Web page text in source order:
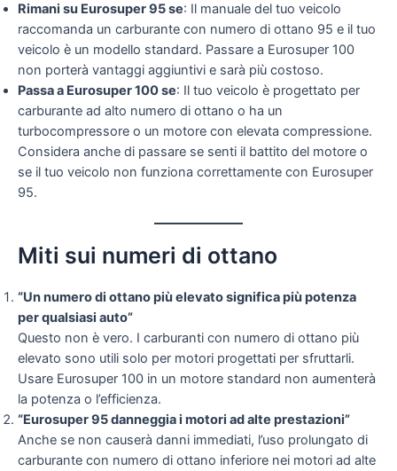
Rimani su Eurosuper 95 se: Il manuale del tuo veicolo
raccomanda un carburante con numero di ottano 95 e il tuo
veicolo è un modello standard. Passare a Eurosuper 100
non porterà vantaggi aggiuntivi e sarà più costoso.
Passa a Eurosuper 100 se: Il tuo veicolo è progettato per
carburante ad alto numero di ottano o ha un
turbocompressore o un motore con elevata compressione.
Considera anche di passare se senti il battito del motore o
se il tuo veicolo non funziona correttamente con Eurosuper
95.
Miti sui numeri di ottano
“Un numero di ottano più elevato significa più potenza
per qualsiasi auto”
Questo non è vero. I carburanti con numero di ottano più
elevato sono utili solo per motori progettati per sfruttarli.
Usare Eurosuper 100 in un motore standard non aumenterà
la potenza o l’efficienza.
“Eurosuper 95 danneggia i motori ad alte prestazioni”
Anche se non causerà danni immediati, l’uso prolungato di
carburante con numero di ottano inferiore nei motori ad alte